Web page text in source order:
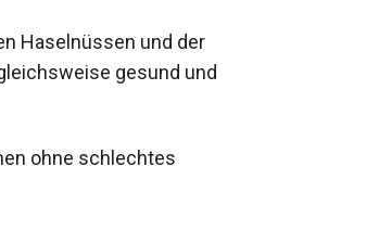
Haselnüssen und der
gesund und
ohne schlechtes